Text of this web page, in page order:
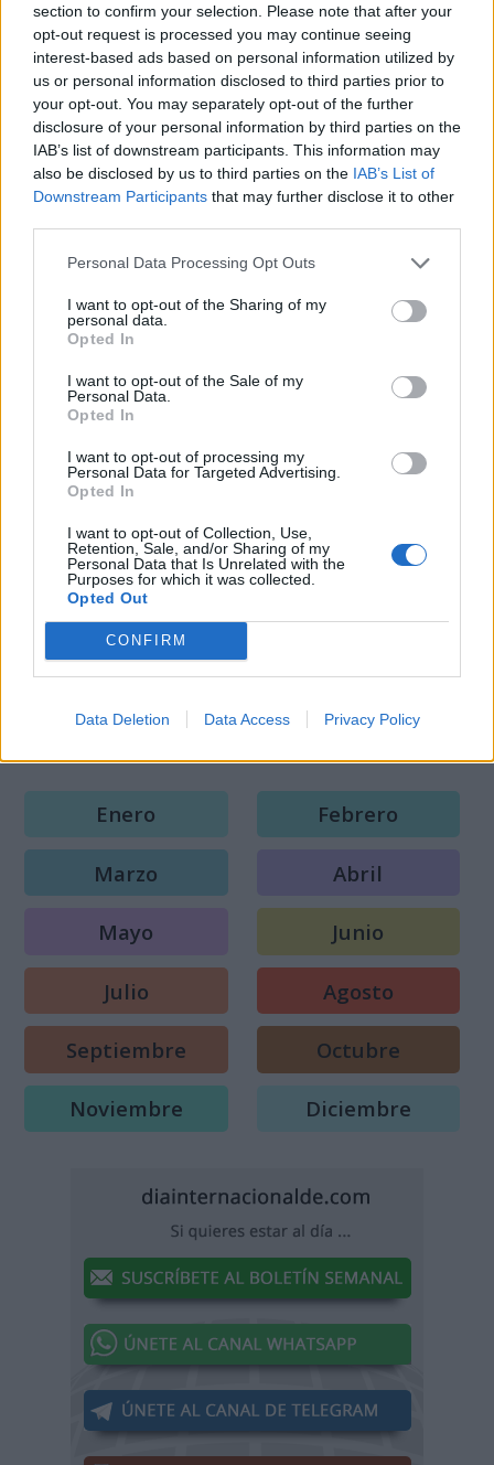
section to confirm your selection. Please note that after your
opt-out request is processed you may continue seeing
interest-based ads based on personal information utilized by
us or personal information disclosed to third parties prior to
your opt-out. You may separately opt-out of the further
disclosure of your personal information by third parties on the
IAB’s list of downstream participants. This information may
also be disclosed by us to third parties on the IAB’s List of
Downstream Participants that may further disclose it to other
Personal Data Processing Opt Outs
I want to opt-out of the Sharing of my
personal data.
Opted In
I want to opt-out of the Sale of my
Personal Data.
Opted In
I want to opt-out of processing my
Personal Data for Targeted Advertising.
Opted In
I want to opt-out of Collection, Use,
Retention, Sale, and/or Sharing of my
Personal Data that Is Unrelated with the
Purposes for which it was collected.
Opted Out
CONFIRM
Data Deletion Data Access Privacy Policy
Famosos que cumplen años el 4 de abril
El año 2025 es el...
Año Internacional de la Ciencia y la
Tecnología Cuánticas
Año Internacional de la Conservación de
los Glaciares
Año Internacional de las Cooperativas
Todos los Años Internacionales y
Mundiales
Todos los Días Internacionales y
Enero Febrero
Marzo Abril
Mayo Junio
Julio Agosto
Septiembre Octubre
Noviembre Diciembre